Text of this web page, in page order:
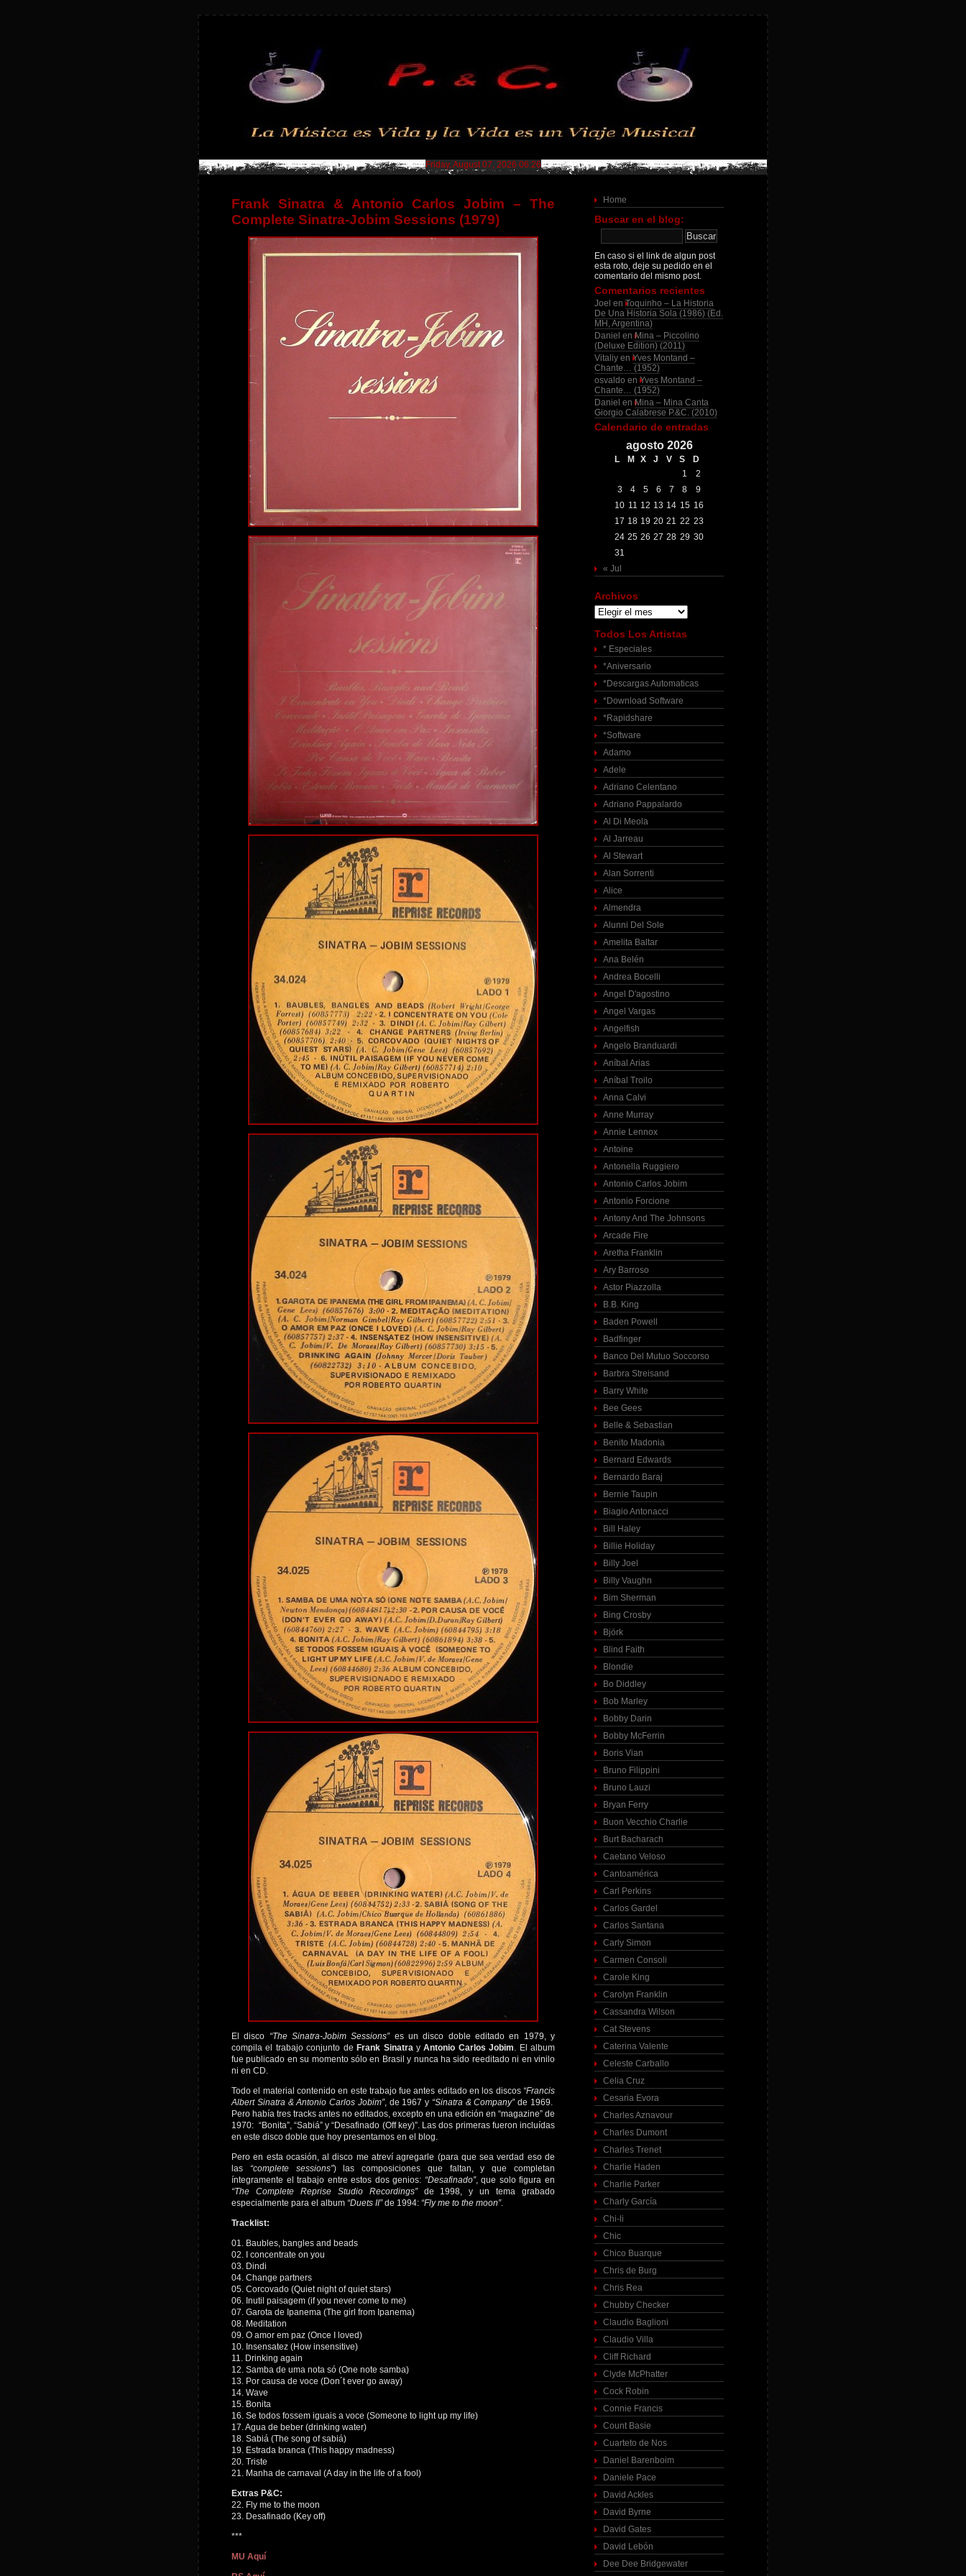
Friday, August 07, 2026 06:26
Frank Sinatra & Antonio Carlos Jobim – The
Complete Sinatra-Jobim Sessions (1979)
El disco “The Sinatra-Jobim Sessions” es un disco doble editado en 1979, y
compila el trabajo conjunto de Frank Sinatra yAntonio Carlos Jobim. El album
fue publicado en su momento sólo en Brasil y nunca ha sido reeditado ni en vinilo
ni en CD.
Todo el material contenido en este trabajo fue antes editado en los discos “Francis
Albert Sinatra & Antonio Carlos Jobim”, de 1967 y “Sinatra & Company”de 1969.
Pero había tres tracks antes no editados, excepto en una edición en “magazine” de
1970: “Bonita”, “Sabiá” y “Desafinado (Off key)”. Las dos primeras fueron incluídas
en este disco doble que hoy presentamos en el blog.
Pero en esta ocasión, al disco me atreví agregarle (para que sea verdad eso de
las “complete sessions”) las composiciones que faltan, y que completan
íntegramente el trabajo entre estos dos genios: “Desafinado”, que solo figura en
“The Complete Reprise Studio Recordings” de 1998, y un tema grabado
especialmente para el album “Duets II”de 1994: “Fly me to the moon”.
Tracklist:
01. Baubles, bangles and beads
02. I concentrate on you
03. Dindi
04. Change partners
05. Corcovado (Quiet night of quiet stars)
06. Inutil paisagem (if you never come to me)
07. Garota de Ipanema (The girl from Ipanema)
08. Meditation
09. O amor em paz (Once I loved)
10. Insensatez (How insensitive)
11. Drinking again
12. Samba de uma nota só (One note samba)
13. Por causa de voce (Don´t ever go away)
14. Wave
15. Bonita
16. Se todos fossem iguais a voce (Someone to light up my life)
17. Agua de beber (drinking water)
18. Sabiá (The song of sabiá)
19. Estrada branca (This happy madness)
20. Triste
21. Manha de carnaval (A day in the life of a fool)
Extras P&C:
22. Fly me to the moon
23. Desafinado (Key off)
***
MU Aquí
Home
Buscar en el blog:
En caso si el link de algun post
esta roto, deje su pedido en el
comentario del mismo post.
Comentarios recientes
Joel en Toquinho – La Historia
De Una Historia Sola (1986) (Ed.
MH, Argentina)
Daniel en Mina – Piccolino
(Deluxe Edition) (2011)
Vitaliy en Yves Montand –
Chante… (1952)
osvaldo en Yves Montand –
Chante… (1952)
Daniel en Mina – Mina Canta
Giorgio Calabrese P.&C. (2010)
Calendario de entradas
agosto 2026
L M X J V S
D
1
2
3
4 5 6 7 8
9
10 11 12 13 14 15 16
17 18 19 20 21 22 23
24 25 26 27 28 29 30
31
« Jul
Archivos
Archivos
Todos Los Artistas
* Especiales
*Aniversario
*Descargas Automaticas
*Download Software
*Rapidshare
*Software
Adamo
Adele
Adriano Celentano
Adriano Pappalardo
Al Di Meola
Al Jarreau
Al Stewart
Alan Sorrenti
Alice
Almendra
Alunni Del Sole
Amelita Baltar
Ana Belén
Andrea Bocelli
Angel D'agostino
Angel Vargas
Angelfish
Angelo Branduardi
Aníbal Arias
Aníbal Troilo
Anna Calvi
Anne Murray
Annie Lennox
Antoine
Antonella Ruggiero
Antonio Carlos Jobim
Antonio Forcione
Antony And The Johnsons
Arcade Fire
Aretha Franklin
Ary Barroso
Astor Piazzolla
B.B. King
Baden Powell
Badfinger
Banco Del Mutuo Soccorso
Barbra Streisand
Barry White
Bee Gees
Belle & Sebastian
Benito Madonia
Bernard Edwards
Bernardo Baraj
Bernie Taupin
Biagio Antonacci
Bill Haley
Billie Holiday
Billy Joel
Billy Vaughn
Bim Sherman
Bing Crosby
Björk
Blind Faith
Blondie
Bo Diddley
Bob Marley
Bobby Darin
Bobby McFerrin
Boris Vian
Bruno Filippini
Bruno Lauzi
Bryan Ferry
Buon Vecchio Charlie
Burt Bacharach
Caetano Veloso
Cantoamérica
Carl Perkins
Carlos Gardel
Carlos Santana
Carly Simon
Carmen Consoli
Carole King
Carolyn Franklin
Cassandra Wilson
Cat Stevens
Caterina Valente
Celeste Carballo
Celia Cruz
Cesaria Evora
Charles Aznavour
Charles Dumont
Charles Trenet
Charlie Haden
Charlie Parker
Charly García
Chi-li
Chic
Chico Buarque
Chris de Burg
Chris Rea
Chubby Checker
Claudio Baglioni
Claudio Villa
Cliff Richard
Clyde McPhatter
Cock Robin
Connie Francis
Count Basie
Cuarteto de Nos
Daniel Barenboim
Daniele Pace
David Ackles
David Byrne
David Gates
David Lebón
Dee Dee Bridgewater